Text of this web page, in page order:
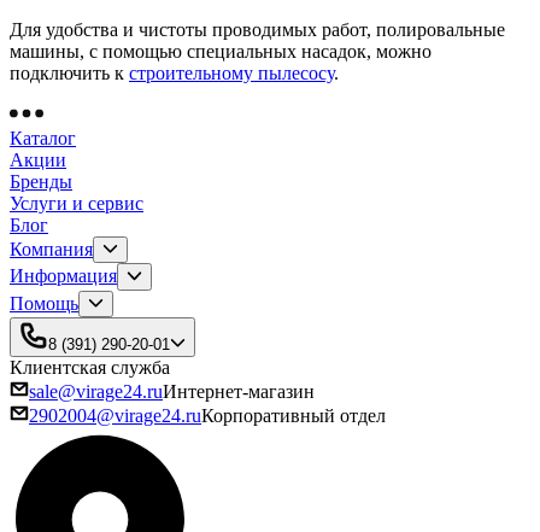
Для удобства и чистоты проводимых работ, полировальные
машины, с помощью специальных насадок, можно
подключить к строительному пылесосу.
Каталог
Акции
Бренды
Услуги и сервис
Блог
Компания
Информация
Помощь
8 (391) 290-20-01
Клиентская служба
sale@virage24.ruИнтернет-магазин
2902004@virage24.ruКорпоративный отдел